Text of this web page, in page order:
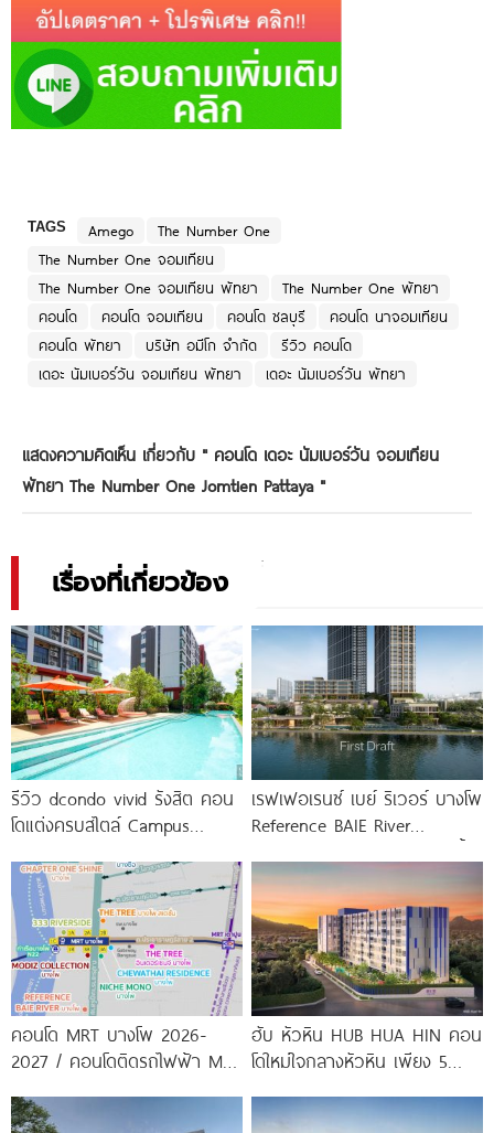
TAGS Amego
The Number One
The Number One จอมเทียน
The Number One จอมเทียน พัทยา
The Number One พัทยา
คอนโด
คอนโด จอมเทียน คอนโด ชลบุรี
คอนโด นาจอมเทียน
คอนโด พัทยา
บริษัท อมีโก จำกัด
รีวิว คอนโด
เดอะ นัมเบอร์วัน จอมเทียน พัทยา
เดอะ นัมเบอร์วัน พัทยา
แสดงความคิดเห็น เกี่ยวกับ " คอนโด เดอะ นัมเบอร์วัน จอมเทียน
พัทยา The Number One Jomtien Pattaya"
เรื่องที่เกี่ยวข้อง
รีวิว dcondo vivid รังสิต คอน
โดแต่งครบสไตล์ Campus
พร้อมรับ-ส่ง
เรฟเฟอเรนซ์ เบย์ ริเวอร์ บางโพ
Reference BAIE River
จาก
คอนโด MRT บางโพ 2026-
2027 / คอนโดติดรถไฟฟ้า MRT
ฮับ หัวหิน HUB HUA HIN คอน
โดใหม่ใจกลางหัวหิน เพียง 5